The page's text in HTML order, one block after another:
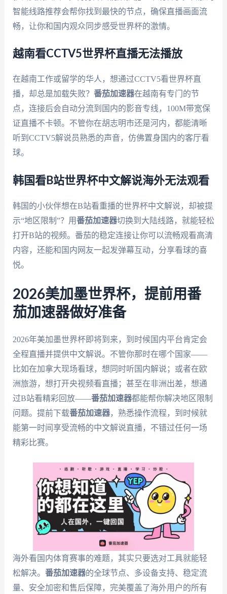
智能线路推荐会帮你找到最快的节点，确保直播画面流
畅，让你和国内观众同步感受世界杯的激情。
越南看CCTV5世界杯直播无法播放
在越南工作或留学的华人，想通过CCTV5看世界杯直
播，却总是加载失败？ 番茄加速器在越南有专门的节
点，连接后会自动分流到国内的影音专线，100M带宽保
证直播不卡顿。不管你在胡志明市还是河内，都能清晰
听到CCTV5解说员熟悉的声音，仿佛置身国内的客厅看
球。
韩国看B站世界杯中文解说海外无法观看
韩国的小伙伴想在B站看重播的世界杯中文解说，却被提
示“地区限制”？用番茄加速器切换到大陆线路，就能轻松
打开B站的视频。番茄的稳定连接让你可以流畅观看高清
内容，还能和国内网友一起发弹幕互动，分享看球的喜
悦。
2026美加墨世界杯，提前用番
茄加速器做好准备
2026年美加墨世界杯即将到来，到时候国内平台肯定会
全程直播并提供中文解说。不管你那时在哪个国家——
比如在加拿大现场看球，想同时听国内解说；或者在欧
洲旅游，想打开央视频看直播；甚至在非洲出差，想通
过B站看精彩回放——番茄加速器都能帮你解决地区限制
问题。提前下载番茄加速器，熟悉操作流程，到时候就
能第一时间享受流畅的中文解说直播，不错过任何一场
精彩比赛。
海外看国内体育赛事的难题，其实只要选对工具就能轻
松解决。 番茄加速器的全球节点、多设备支持、稳定流
量、安全加密和售后保障，完美覆盖了海外用户的所有